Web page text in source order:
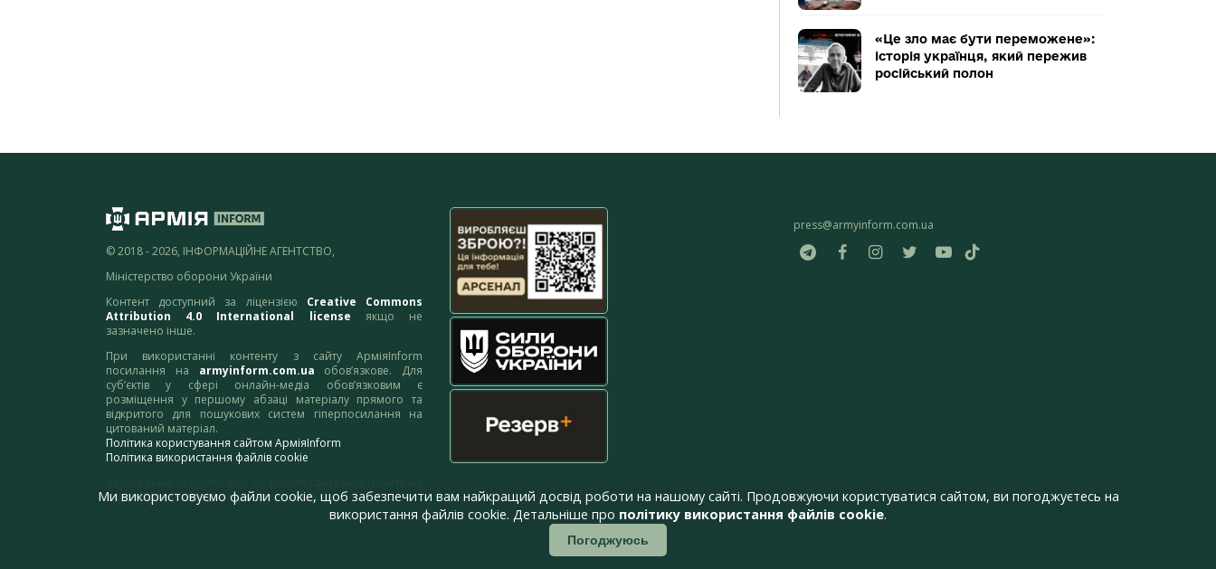
«Це зло має бути переможене»:
історія українця, який пережив
російський полон
© 2018 - 2026, ІНФОРМАЦІЙНЕ АГЕНТСТВО,
Міністерство оборони України
Контент доступний за ліцензією Creative Commons
Attribution 4.0 International license якщо не
зазначено інше.
При використанні контенту з сайту АрміяInform
посилання на armyinform.com.ua обов’язкове. Для
суб’єктів у сфері онлайн-медіа обов’язковим є
розміщення у першому абзаці матеріалу прямого та
відкритого для пошукових систем гіперпосилання на
цитований матеріал.
Політика користування сайтом АрміяInform
Політика використання файлів cookie
адресу:webmaster@armyinform.com.ua
press@armyinform.com.ua
Ми використовуємо файли cookie, щоб забезпечити вам найкращий досвід роботи на нашому сайті. Продовжуючи користуватися сайтом, ви погоджуєтесь на
використання файлів cookie. Детальніше про політику використання файлів cookie.
Погоджуюсь